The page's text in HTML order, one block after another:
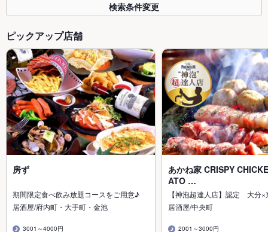
検索条件変更
ピックアップ店舗
房ず
期間限定食べ飲み放題コースをご用意♪
居酒屋/府内町・大手町・金池
3001～4000円
あかね家 CRISPY
ATO …
【神泡超達人店】認定 大分
居酒屋/中央町
2001～3000円